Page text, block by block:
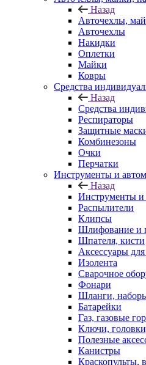
Назад
Авточехлы,
Авточехлы
Накидки
Оплетки
Майки
Ковры
Средства
Назад
Средства
Респираторы
Защитные
Комбинезоны
Очки
Перчатки
Инструменты и
Назад
Инструменты и
Распылители
Клипсы
Шлифование и
Шпателя, кисти
Аксессуары
Изолента
Сварочное
Фонари
Шланги,
Батарейки
Газ, газовые
Ключи,
Полезные
Канистры
Краскопульты,